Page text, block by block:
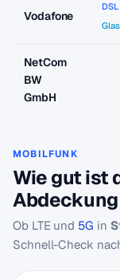
Vodafone
DSL
NetCom
BW
GmbH
MOBILFUNK
Wie gut ist
Ob LTE und 5G in
Schnell-Check